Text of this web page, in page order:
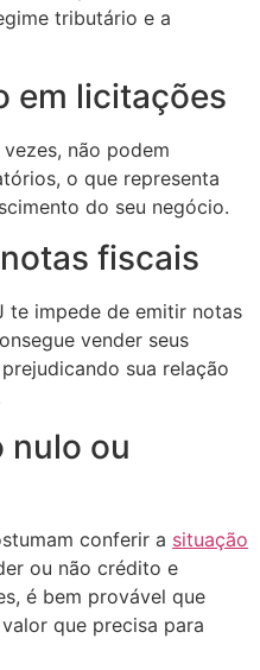
tributário e a
em licitações
não podem
o que representa
do seu negócio.
fiscais
te impede de emitir notas
vender seus
sua relação
nulo ou
conferir a situação
ou não crédito e
é bem provável que
que precisa para